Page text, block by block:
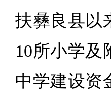
扶彝良县以
10所小学及
中学建设资